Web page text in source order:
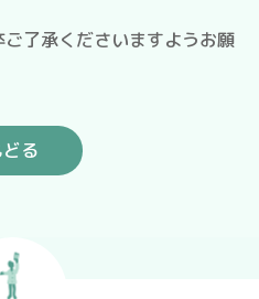
了承くださいますようお願
る